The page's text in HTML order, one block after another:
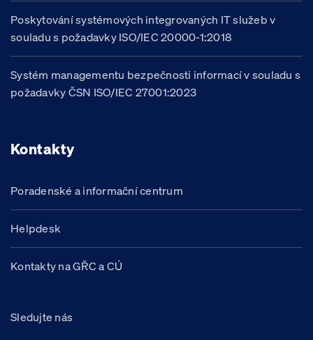
Poskytování systémových integrovaných IT služeb v
souladu s požadavky ISO/IEC 20000-1:2018
Systém managementu bezpečnosti informací v souladu s
požadavky ČSN ISO/IEC 27001:2023
Kontakty
Poradenské a informační centrum
Helpdesk
Kontakty na GŘC a CÚ
Sledujte nás